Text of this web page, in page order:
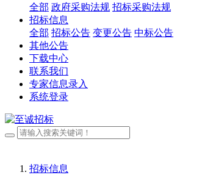
全部 政府采购法规 招标采购法规
招标信息
全部 招标公告 变更公告 中标公告
其他公告
下载中心
联系我们
专家信息录入
系统登录
招标信息